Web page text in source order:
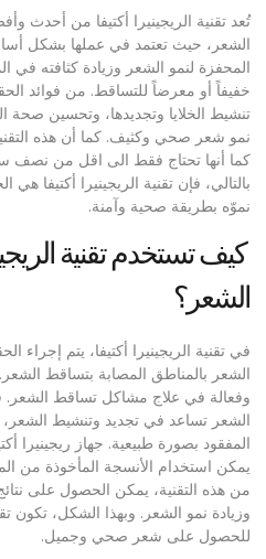
تُعد تقنية الريجينيرا أكتيفا من أحدث
الشعر، حيث تعتمد في عملها بشكل
المحفزة لنمو الشعر وزيادة كثافته في
خفيفاً أو معرضاً للتساقط. من فوائد
تنشيط الخلايا وتجديدها، وتحسين صحة
نمو شعر صحي وكثيف. كما أن هذه
كما أنها تحتاج فقط الى اقل من نصف
بالتالي، فإن تقنية الريجينيرا أكتيفا
نموّه بطريقة صحية وآمنة.
كيف تستخدم تقنية
الشعر؟
في تقنية الريجينيرا أكتيفا، يتم إجراء
الشعر بالمناطق المصابة بتساقط الشعر.
وفعالة في علاج مشاكل تساقط الشعر.
الشعر تساعد في تجديد وتنشيط الشعر،
المفقود بصورة طبيعية. جهاز ريجينيرا
يمكن استخدام الأنسجة المأخوذة من
من هذه التقنية، يمكن الحصول على
وزيادة نمو الشعر. وبهذا الشكل، تكون
للحصول على شعر صحي وجميل.